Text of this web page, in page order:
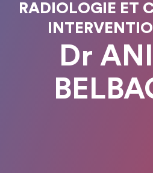
RADIOLOGIE ET
Dr